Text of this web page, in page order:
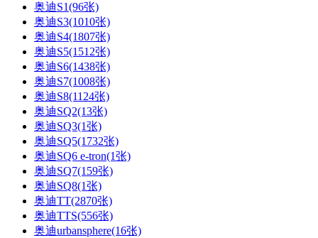
奥迪S1(96张)
奥迪S3(1010张)
奥迪S4(1807张)
奥迪S5(1512张)
奥迪S6(1438张)
奥迪S7(1008张)
奥迪S8(1124张)
奥迪SQ2(13张)
奥迪SQ3(1张)
奥迪SQ5(1732张)
奥迪SQ6 e-tron(1张)
奥迪SQ7(159张)
奥迪SQ8(1张)
奥迪TT(2870张)
奥迪TTS(556张)
奥迪urbansphere(16张)